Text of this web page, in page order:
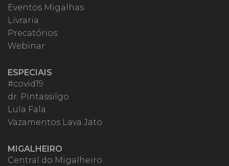
Eventos Migalhas
Livraria
Precatórios
Webinar
ESPECIAIS
#covid19
dr. Pintassilgo
Lula Fala
Vazamentos Lava Jato
MIGALHEIRO
Central do Migalheiro